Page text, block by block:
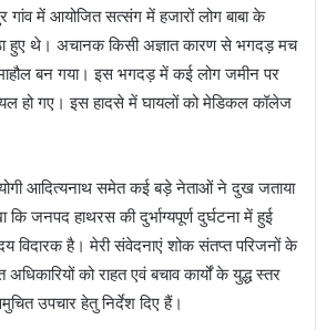
गांव में आयोजित सत्संग में हजारों लोग बाबा के
हुए थे। अचानक किसी अज्ञात कारण से भगदड़ मच
बन गया। इस भगदड़ में कई लोग जमीन पर
हो गए। इस हादसे में घायलों को मेडिकल कॉलेज
आदित्यनाथ समेत कई बड़े नेताओं ने दुख जताया
जनपद हाथरस की दुर्भाग्यपूर्ण दुर्घटना में हुई
विदारक है। मेरी संवेदनाएं शोक संतप्त परिजनों के
को राहत एवं बचाव कार्यों के युद्ध स्तर
उपचार हेतु निर्देश दिए हैं।